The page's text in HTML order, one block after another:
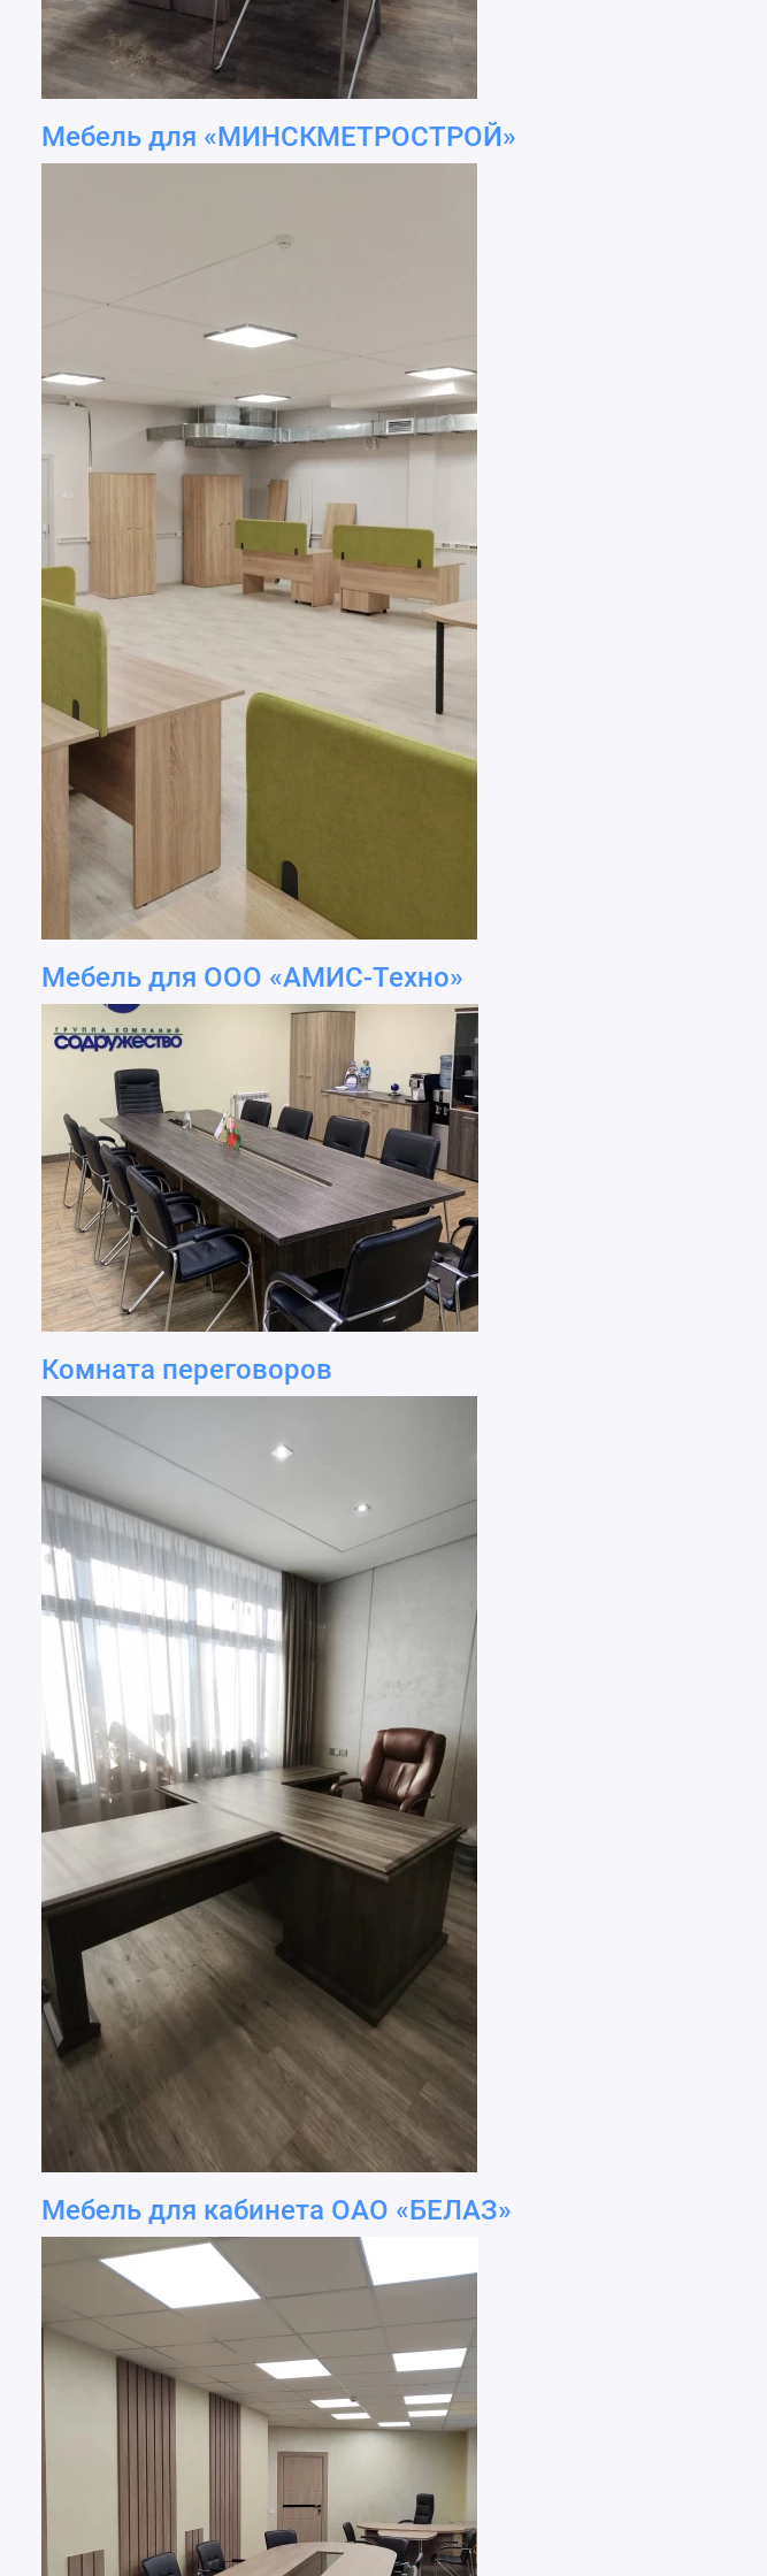
Мебель для «МИНСКМЕТРОСТРОЙ»
Мебель для ООО «АМИС-Техно»
Комната переговоров
Мебель для кабинета ОАО «БЕЛАЗ»